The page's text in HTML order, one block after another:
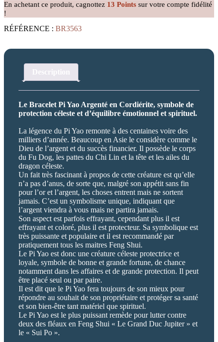
Argenté
en
Cordiérite
En achetant ce produit, cagnottez 13 Points sur votre compte fidélité
!
RÉFÉRENCE : BR3563
Description
Le Bracelet Pi Yao Argenté en Cordiérite, symbole de
protection céleste et d’équilibre émotionnel et spirituel.
La légence du Pi Yao remonte à des centaines voire des
milliers d’année. Beaucoup en Asie le considère comme le
Dieu de l’argent et du succès financier. Il possède le corps
du Fu Dog, les pattes du Chi Lin et la tête et les ailes du
dragon céleste.
Un fait très fascinant à propos de cette créature est qu’elle
n’a pas d’anus, de sorte que, malgré son appétit sans fin
pour l’or et l’argent, les choses entrent mais ne sortent
jamais. C’est un symbolisme unique, indiquant que
l’argent viendra à vous mais ne partira jamais.
Son aspect est parfois effrayant, cependant plus il est
effrayant et coloré, plus il est protecteur. Sa symbolique est
très puissante et populaire et il est recommandé par
pratiquement tous les maitres Feng Shui.
Le Pi Yao est donc une créature céleste protectrice et
loyale, symbole de bonne et grande fortune, de chance
notamment dans les affaires et de grande protection. Il peut
être placé seul ou par paire.
Il est dit que le Pi Yao fera toujours de son mieux pour
répondre au souhait de son propriétaire et protéger sa santé
et son bien-être tant matériel que spirituel.
Le Pi Yao est le plus puissant remède pour lutter contre
deux des fléaux en Feng Shui « Le Grand Duc Jupiter » et
le « Sui Po ».